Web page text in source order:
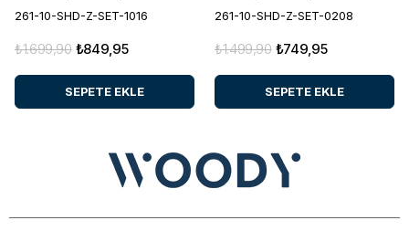
261-10-SHD-Z-SET-1016
₺849,95
₺1.699,90
SEPETE EKLE
261-10-SHD-Z-SET-0208
₺749,95
₺1.499,90
SEPETE EKLE